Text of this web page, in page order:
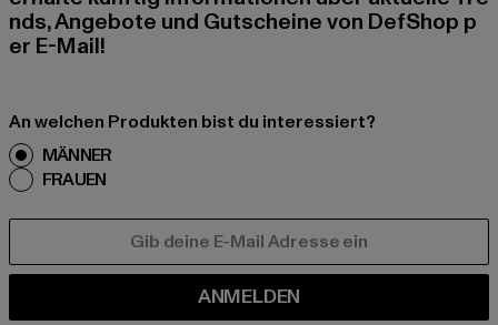
nds, Angebote und Gutscheine von DefShop p
er E-Mail!
An welchen Produkten bist du interessiert?
MÄNNER
FRAUEN
ANMELDEN